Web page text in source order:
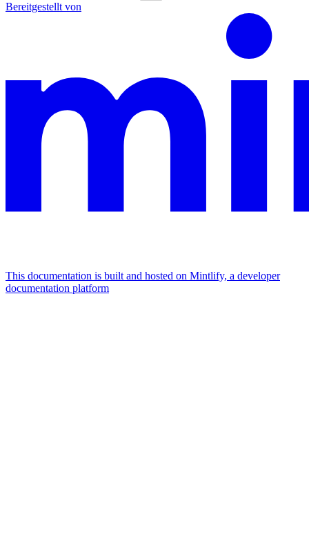
Bereitgestellt von
This documentation is built and hosted on Mintlify, a developer
documentation platform